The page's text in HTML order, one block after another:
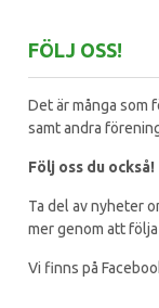
FÖLJ OSS!
Det är många som
samt andra
Följ oss du också!
Ta del av nyheter
mer genom att följa
Vi finns på